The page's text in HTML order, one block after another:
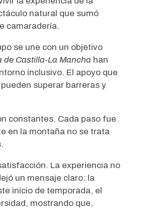
natural que sumó
camaradería.
se une con un objetivo
de Castilla-La Mancha han
inclusivo. El apoyo que
superar barreras y
constantes. Cada paso fue
en la montaña no se trata
La experiencia no
un mensaje claro: la
inicio de temporada, el
mostrando que,
Alicia López García,
por la Selección
para el Campeonato